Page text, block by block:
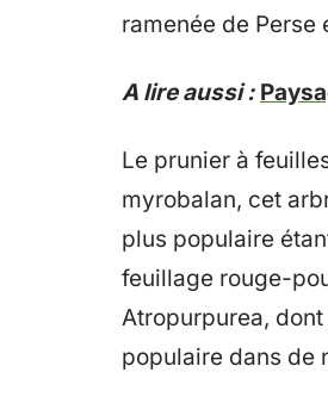
ramenée de Perse
A lire aussi :
Le prunier à
myrobalan, cet
plus populaire
feuillage rouge-
Atropurpurea,
populaire dans de